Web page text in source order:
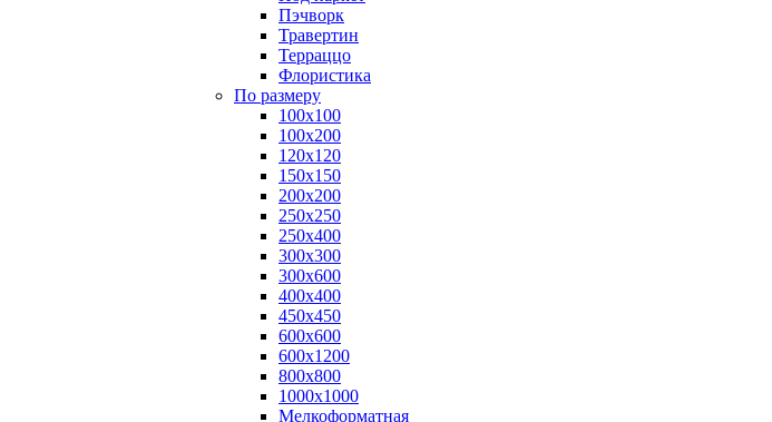
Пэчворк
Травертин
Терраццо
Флористика
По размеру
100х100
100х200
120х120
150х150
200х200
250х250
250х400
300х300
300х600
400х400
450х450
600х600
600х1200
800х800
1000х1000
Мелкоформатная